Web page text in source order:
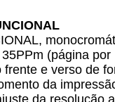
(página
e verso de
da
da resolução